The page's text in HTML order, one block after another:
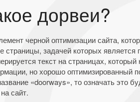
дорвеи?
черной оптимизации сайта,
страницы, задачей которых
текст на страницах,
но хорошо оптимизированный
«doorways», то означать это
сайт.